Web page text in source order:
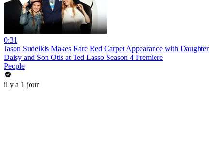
0:31
Jason Sudeikis Makes Rare Red Carpet Appearance with Daughter
Daisy and Son Otis at Ted Lasso Season 4 Premiere
People
il y a 1 jour